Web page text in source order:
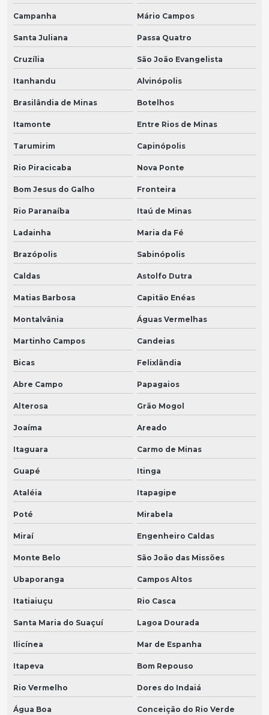
Campanha Mário Campos
Santa Juliana Passa Quatro
Cruzília São João Evangelista
Itanhandu Alvinópolis
Brasilândia de Minas Botelhos
Itamonte Entre Rios de Minas
Tarumirim Capinópolis
Rio Piracicaba Nova Ponte
Bom Jesus do Galho Fronteira
Rio Paranaíba Itaú de Minas
Ladainha Maria da Fé
Brazópolis Sabinópolis
Caldas Astolfo Dutra
Matias Barbosa Capitão Enéas
Montalvânia Águas Vermelhas
Martinho Campos Candeias
Bicas Felixlândia
Abre Campo Papagaios
Alterosa Grão Mogol
Joaíma Areado
Itaguara Carmo de Minas
Guapé Itinga
Ataléia Itapagipe
Poté Mirabela
Miraí Engenheiro Caldas
Monte Belo São João das Missões
Ubaporanga Campos Altos
Itatiaiuçu Rio Casca
Santa Maria do Suaçuí Lagoa Dourada
Ilicínea Mar de Espanha
Itapeva Bom Repouso
Rio Vermelho Dores do Indaiá
Água Boa Conceição do Rio Verde